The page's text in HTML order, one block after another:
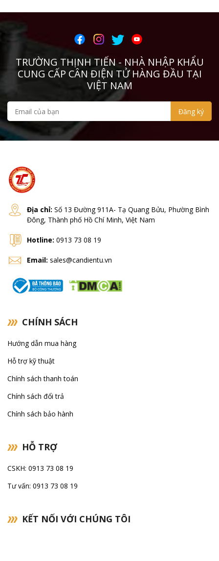
TRƯỜNG THỊNH TIẾN - NHÀ NHẬP KHẨU
CUNG CẤP CÂN ĐIỆN TỬ HÀNG ĐẦU TẠI
VIỆT NAM
Địa chỉ: Số 13 Đường 911A- Tạ Quang Bửu, Phường Bình
Đông, Thành phố Hồ Chí Minh, Việt Nam
Hotline: 0913 73 08 19
Email: sales@candientu.vn
CHÍNH SÁCH
Hướng dẫn mua hàng
Hỗ trợ kỹ thuật
Chính sách thanh toán
Chính sách đổi trả
Chính sách bảo hành
HỖ TRỢ
CSKH: 0913 73 08 19
Tư vấn: 0913 73 08 19
KẾT NỐI VỚI CHÚNG TÔI